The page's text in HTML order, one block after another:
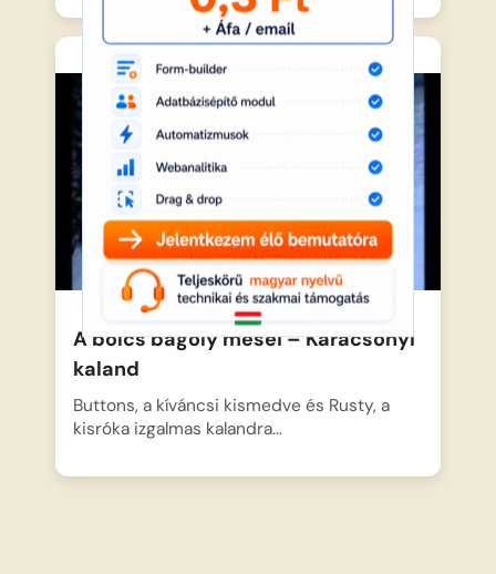
A bölcs bagoly meséi – Karácsonyi
kaland
Buttons, a kíváncsi kismedve és Rusty, a
kisróka izgalmas kalandra…